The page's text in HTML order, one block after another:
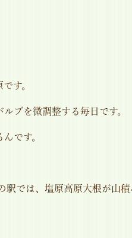
す。
ブを微調整する毎日です。
です。
では、塩原高原大根が山積